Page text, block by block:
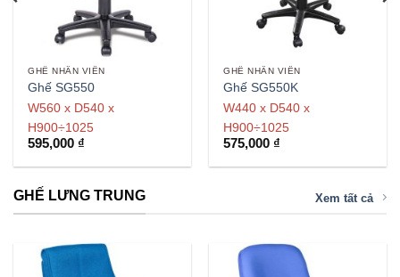
GHẾ NHÂN VIÊN
Ghế SG550
W560 x D540 x
H900÷1025
595,000 ₫
GHẾ NHÂN VIÊN
Ghế SG550K
W440 x D540 x
H900÷1025
575,000 ₫
GHẾ LƯNG TRUNG Xem tất cả